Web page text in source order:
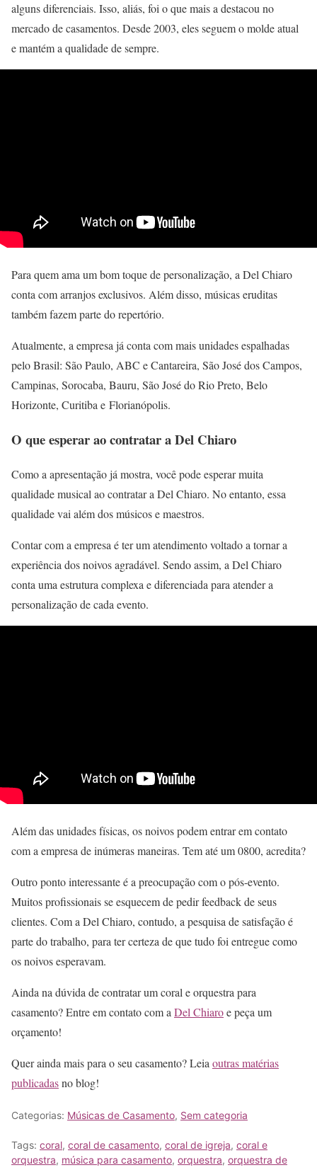
alguns diferenciais. Isso, aliás, foi o que mais a destacou no
mercado de casamentos. Desde 2003, eles seguem o molde atual
e mantém a qualidade de sempre.
Para quem ama um bom toque de personalização, a Del Chiaro
conta com arranjos exclusivos. Além disso, músicas eruditas
também fazem parte do repertório.
Atualmente, a empresa já conta com mais unidades espalhadas
pelo Brasil: São Paulo, ABC e Cantareira, São José dos Campos,
Campinas, Sorocaba, Bauru, São José do Rio Preto, Belo
Horizonte, Curitiba e Florianópolis.
O que esperar ao contratar a Del Chiaro
Como a apresentação já mostra, você pode esperar muita
qualidade musical ao contratar a Del Chiaro. No entanto, essa
qualidade vai além dos músicos e maestros.
Contar com a empresa é ter um atendimento voltado a tornar a
experiência dos noivos agradável. Sendo assim, a Del Chiaro
conta uma estrutura complexa e diferenciada para atender a
personalização de cada evento.
Além das unidades físicas, os noivos podem entrar em contato
com a empresa de inúmeras maneiras. Tem até um 0800, acredita?
Outro ponto interessante é a preocupação com o pós-evento.
Muitos profissionais se esquecem de pedir feedback de seus
clientes. Com a Del Chiaro, contudo, a pesquisa de satisfação é
parte do trabalho, para ter certeza de que tudo foi entregue como
os noivos esperavam.
Ainda na dúvida de contratar um coral e orquestra para
casamento? Entre em contato com a Del Chiaroe peça um
orçamento!
Quer ainda mais para o seu casamento? Leia outras matérias
publicadasno blog!
Categorias: Músicas de Casamento, Sem categoria
Tags: coral, coral de casamento, coral de igreja, coral e
orquestra, música para casamento, orquestra, orquestra de